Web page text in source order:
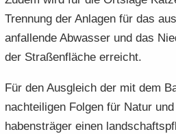
Tren­nung der An­la­gen für das
an­fal­len­de Ab­was­ser und das
der Stra­ßen­flä­che er­reicht.
Für den Aus­gleich der mit dem
nach­tei­li­gen Fol­gen für Natur
ha­bens­trä­ger einen